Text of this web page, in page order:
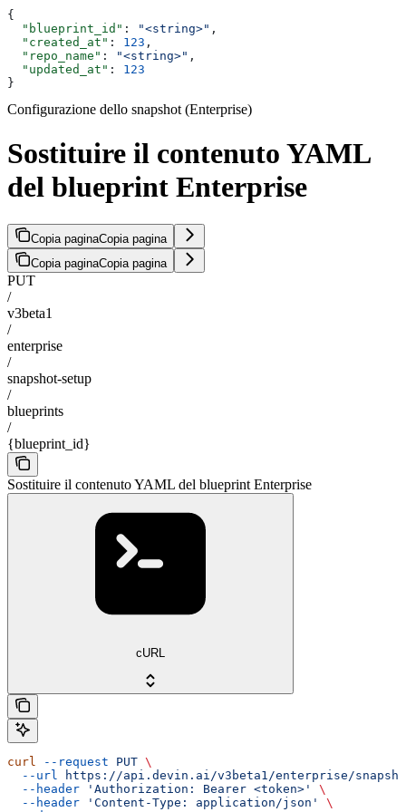
{
  "blueprint_id"
: "<string>" ,
  "created_at"
: 123 ,
  "repo_name"
: "<string>" ,
  "updated_at"
: 123
}
Configurazione dello snapshot (Enterprise)
Sostituire il contenuto YAML
del blueprint Enterprise
Copia paginaCopia pagina
Copia paginaCopia pagina
PUT
/
v3beta1
/
enterprise
/
snapshot-setup
/
blueprints
/
{blueprint_id}
Sostituire il contenuto YAML del blueprint Enterprise
cURL
curl --request PUT \
  --url
https://api.devin.ai/v3beta1/enterprise/
  --header
'Authorization: Bearer <token>'
\
  --header
'Content-Type: application/json'
\